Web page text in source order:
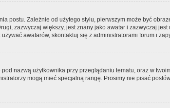
postu. Zależnie od użytego stylu, pierwszym może być
zazwyczaj większy, jest znany jako awatar i zazwyczaj
awatarów, skontaktuj się z administratorami forum i
nazwą użytkownika przy przeglądaniu tematu, oraz w
mogą mieć specjalną rangę. Prosimy nie pisać